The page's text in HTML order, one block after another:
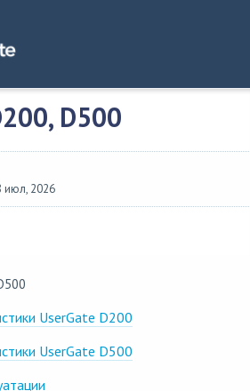
D500
июл, 2026
UserGate D200
UserGate D500